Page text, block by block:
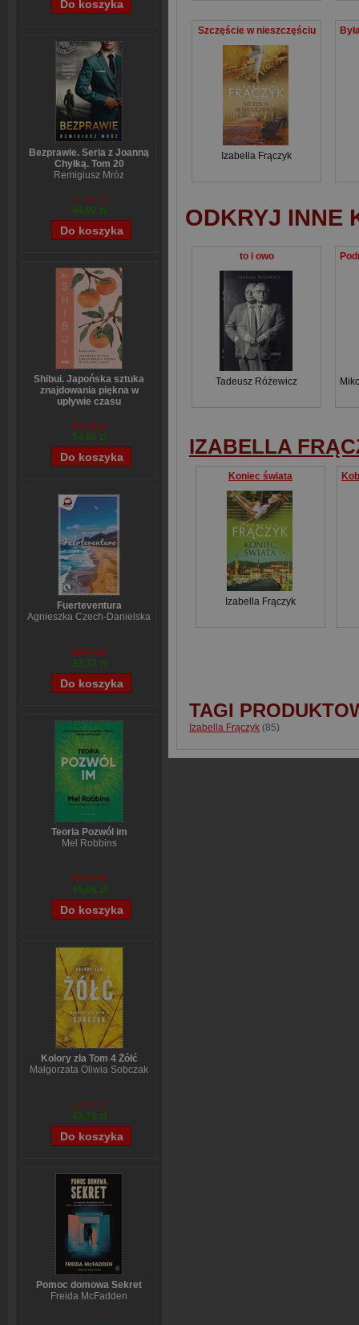
Bezprawie. Seria z Joanną
Chyłką. Tom 20
Remigiusz Mróz
57,60 zł
44,02 zł
Shibui. Japońska sztuka
znajdowania piękna w
upływie czasu
64,13 zł
54,66 zł
Fuerteventura
Agnieszka Czech-Danielska
38,44 zł
28,33 zł
Teoria Pozwól im
Mel Robbins
59,74 zł
45,06 zł
Kolory zła Tom 4 Żółć
Małgorzata Oliwia Sobczak
54,49 zł
43,79 zł
Pomoc domowa Sekret
Freida McFadden
Szczęście w nieszczęściu
Izabella Frączyk
ODKRYJ INNE
to i owo
Tadeusz Różewicz
IZABELLA
Koniec świata
Izabella Frączyk
TAGI
Izabella Frączyk (85)